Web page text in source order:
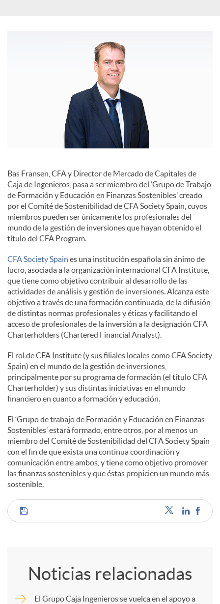
e
n
i
d
o
s
Bas Fransen, CFA y Director de Mercado de Capitales de
Caja de Ingenieros, pasa a ser miembro del ‘Grupo de Trabajo
de Formación y Educación en Finanzas Sostenibles’ creado
por el Comité de Sostenibilidad de CFA Society Spain, cuyos
miembros pueden ser únicamente los profesionales del
mundo de la gestión de inversiones que hayan obtenido el
título del CFA Program.
CFA Society Spain es una institución española sin ánimo de
lucro, asociada a la organización internacional CFA Institute,
que tiene como objetivo contribuir al desarrollo de las
actividades de análisis y gestión de inversiones. Alcanza este
objetivo a través de una formación continuada, de la difusión
de distintas normas profesionales y éticas y facilitando el
acceso de profesionales de la inversión a la designación CFA
Charterholders (Chartered Financial Analyst).
El rol de CFA Institute (y sus filiales locales como CFA Society
Spain) en el mundo de la gestión de inversiones,
principalmente por su programa de formación (el título CFA
Charterholder) y sus distintas iniciativas en el mundo
financiero en cuanto a formación y educación.
El ‘Grupo de trabajo de Formación y Educación en Finanzas
Sostenibles’ estará formado, entre otros, por al menos un
miembro del Comité de Sostenibilidad del CFA Society Spain
con el fin de que exista una continua coordinación y
comunicación entre ambos, y tiene como objetivo promover
las finanzas sostenibles y que éstas propicien un mundo más
sostenible.
C
Noticias relacionadas
El Grupo Caja Ingenieros se vuelca en el apoyo a